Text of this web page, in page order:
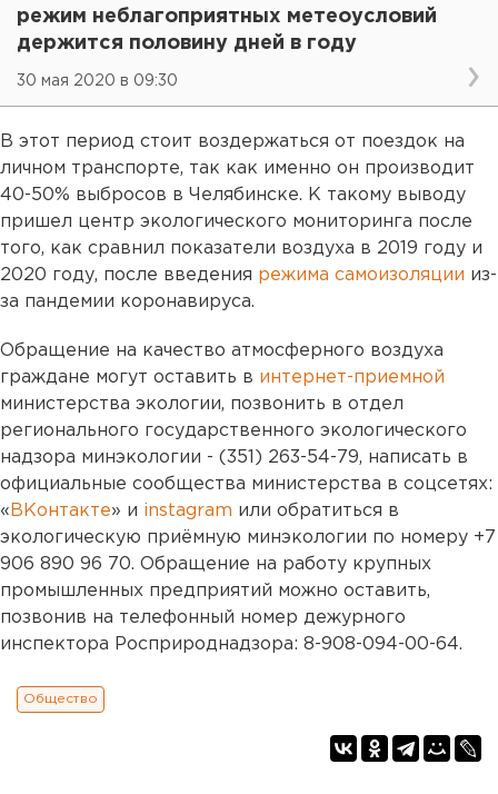
режим неблагоприятных метеоусловий
держится половину дней в году
30 мая 2020 в 09:30
В этот период стоит воздержаться от поездок на
личном транспорте, так как именно он производит
40-50% выбросов в Челябинске. К такому выводу
пришел центр экологического мониторинга после
того, как сравнил показатели воздуха в 2019 году и
2020 году, после введения режима самоизоляции из-
за пандемии коронавируса.
Обращение на качество атмосферного воздуха
граждане могут оставить в интернет-приемной
министерства экологии, позвонить в отдел
регионального государственного экологического
надзора минэкологии - (351) 263-54-79, написать в
официальные сообщества министерства в соцсетях:
« ВКонтакте» и instagram или обратиться в
экологическую приёмную минэкологии по номеру +7
906 890 96 70. Обращение на работу крупных
промышленных предприятий можно оставить,
позвонив на телефонный номер дежурного
инспектора Росприроднадзора: 8-908-094-00-64.
Общество